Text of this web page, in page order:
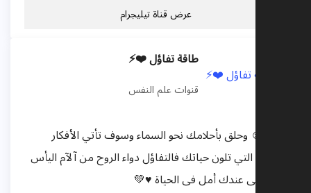
عرض قناة تيليجرام
طاقة تفاؤل ❤️⚡
قنوات علم النفس
تفاؤل☺️ وحلق بأحلامك نحو السماء وسوف تأتي الأفكار
الجميلة التي تلون حياتك فالتفاؤل دواء الروح من آلآم اليأس
🌈🎈خلى عندك أمل فى الحياة ♥️💚